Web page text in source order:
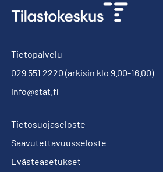
Tietopalvelu
029 551 2220 (arkisin klo 9.00-16.00)
info@stat.fi
Tietosuojaseloste
Saavutettavuusseloste
Evästeasetukset